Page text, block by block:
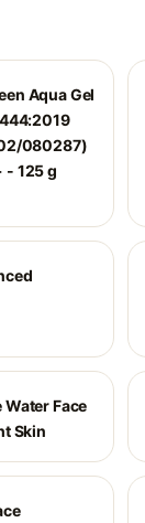
Aqua Gel
080287)
- 125 g
Water Face
Skin